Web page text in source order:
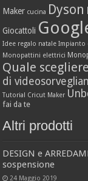
Maker cucina Dyson
Giocattoli
Idee regalo natale Impianto
Monopattini elettrici
Quale scegliere
di
Tutorial Cricut Maker
fai da te
Altri prodotti
DESIGN e
sospensione
24 Maggio 2019